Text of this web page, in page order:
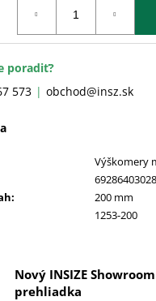
poradiť?
573
obchod@insz.sk
Výškomery
:
200 mm
1253-200
Nový INSIZE
prehliadka